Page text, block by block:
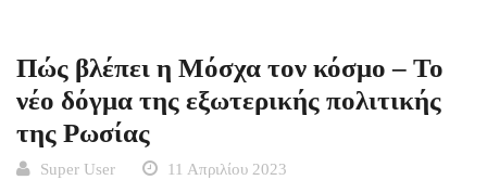
Πώς βλέπει η Μόσχα τον κόσμο – Το
νέο δόγμα της εξωτερικής πολιτικής
της Ρωσίας
Super User
11 Απριλίου 2023